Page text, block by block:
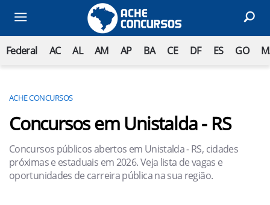
Federal AC AL AM AP BA CE DF ES GO
ACHE CONCURSOS
Concursos em Unistalda - RS
Concursos públicos abertos em Unistalda - RS, cidades
próximas e estaduais em 2026. Veja lista de vagas e
oportunidades de carreira pública na sua região.